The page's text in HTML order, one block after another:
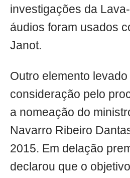
investigações da
áudios foram usados
Janot.
Outro elemento levado
consideração pelo
a nomeação do
Navarro Ribeiro
2015. Em delação
declarou que o